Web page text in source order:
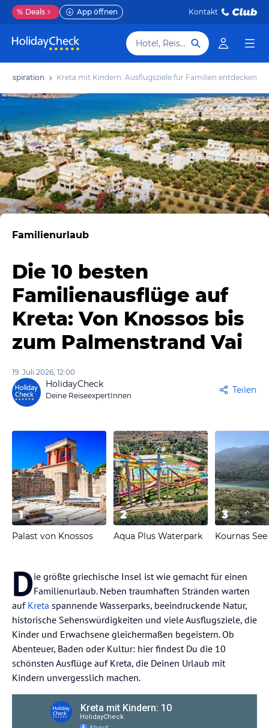
% Deals App öffnen Kontakt
Hotel, Reiseziel
Inspiration Kreta mit Kindern: Ausflugsziele für Familien entdecken
Familienurlaub
Die 10 besten
Familienausflüge auf
Kreta: Von Knossos bis
zum Palmenstrand Vai
19. Juli 2026, 12:00
HolidayCheck
Deine ReiseexpertInnen
Teilen
1
Palast von Knossos
2
Aqua Plus Waterpark
3
Kournas See
Die größte griechische Insel ist wie gemacht für einen
Familienurlaub. Neben traumhaften Stränden warten
auf Kreta spannende Wasserparks, beeindruckende Natur,
historische Sehenswürdigkeiten und viele Ausflugsziele, die
Kinder und Erwachsene gleichermaßen begeistern. Ob
Abenteuer, Baden oder Kultur: hier findest Du die 10
schönsten Ausflüge auf Kreta, die Deinen Urlaub mit
Kindern unvergesslich machen.